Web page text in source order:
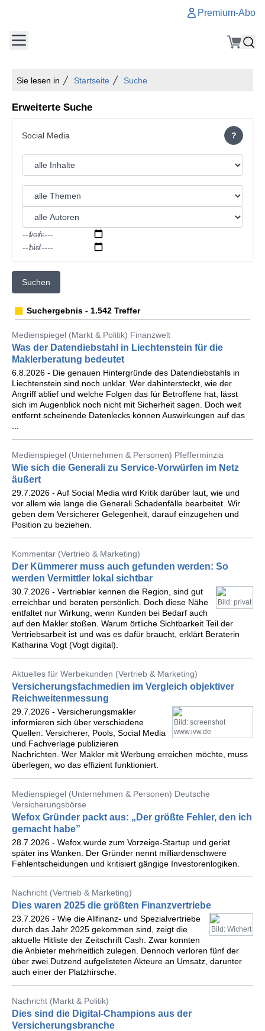
Premium-Abo
Sie lesen in Startseite Suche
Erweiterte Suche
?
von:
bis:
Suchen
Suchergebnis - 1.542 Treffer
Medienspiegel (Markt & Politik) Finanzwelt
Was der Datendiebstahl in Liechtenstein für die
Maklerberatung bedeutet
6.8.2026 - Die genauen Hintergründe des Datendiebstahls in
Liechtenstein sind noch unklar. Wer dahintersteckt, wie der
Angriff ablief und welche Folgen das für Betroffene hat, lässt
sich im Augenblick noch nicht mit Sicherheit sagen. Doch weit
entfernt scheinende Datenlecks können Auswirkungen auf das
Medienspiegel (Unternehmen & Personen) Pfefferminzia
Wie sich die Generali zu Service-Vorwürfen im Netz
äußert
29.7.2026 - Auf Social Media wird Kritik darüber laut, wie und
vor allem wie lange die Generali Schadenfälle bearbeitet. Wir
geben dem Versicherer Gelegenheit, darauf einzugehen und
Position zu beziehen.
Kommentar (Vertrieb & Marketing)
Der Kümmerer muss auch gefunden werden: So
werden Vermittler lokal sichtbar
Bild: privat
30.7.2026 - Vertriebler kennen die Region, sind gut
erreichbar und beraten persönlich. Doch diese Nähe
entfaltet nur Wirkung, wenn Kunden bei Bedarf auch
auf den Makler stoßen. Warum örtliche Sichtbarkeit Teil der
Vertriebsarbeit ist und was es dafür braucht, erklärt Beraterin
Katharina Vogt (Vogt digital).
Aktuelles für Werbekunden (Vertrieb & Marketing)
Versicherungsfachmedien im Vergleich objektiver
Reichweitenmessung
Bild: screenshot
www.ivw.de
29.7.2026 - Versicherungsmakler
informieren sich über verschiedene
Quellen: Versicherer, Pools, Social Media
und Fachverlage publizieren
Nachrichten. Wer Makler mit Werbung erreichen möchte, muss
überlegen, wo das effizient funktioniert.
Medienspiegel (Unternehmen & Personen) Deutsche
Versicherungsbörse
Wefox Gründer packt aus: „Der größte Fehler, den ich
gemacht habe”
28.7.2026 - Wefox wurde zum Vorzeige-Startup und geriet
später ins Wanken. Der Gründer nennt milliardenschwere
Fehlentscheidungen und kritisiert gängige Investorenlogiken.
Nachricht (Vertrieb & Marketing)
Dies waren 2025 die größten Finanzvertriebe
Bild: Wichert
23.7.2026 - Wie die Allfinanz- und Spezialvertriebe
durch das Jahr 2025 gekommen sind, zeigt die
aktuelle Hitliste der Zeitschrift Cash. Zwar konnten
die Anbieter mehrheitlich zulegen. Dennoch verloren fünf der
über zwei Dutzend aufgelisteten Akteure an Umsatz, darunter
auch einer der Platzhirsche.
Nachricht (Markt & Politik)
Dies sind die Digital-Champions aus der
Versicherungsbranche